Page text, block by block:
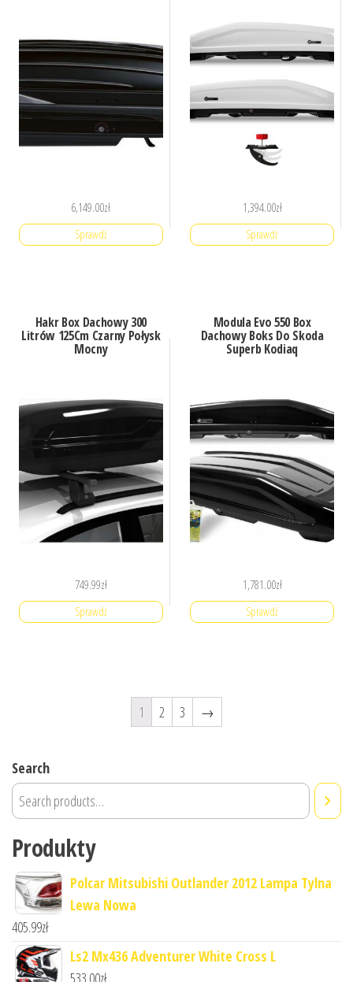
6,149.00zł
Sprawdź
1,394.00zł
Sprawdź
Hakr Box Dachowy 300
Litrów 125Cm Czarny Połysk
Mocny
749.99zł
Sprawdź
Modula Evo 550 Box
Dachowy Boks Do Skoda
Superb Kodiaq
1,781.00zł
Sprawdź
1 2 3 →
Search
Produkty
Polcar Mitsubishi Outlander 2012 Lampa Tylna
Lewa Nowa
405.99zł
Ls2 Mx436 Adventurer White Cross L
533.00zł